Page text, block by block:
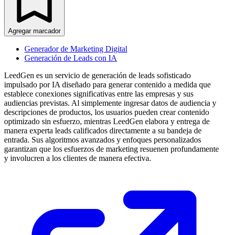
Agregar marcador
Generador de Marketing Digital
Generación de Leads con IA
LeedGen es un servicio de generación de leads sofisticado
impulsado por IA diseñado para generar contenido a medida que
establece conexiones significativas entre las empresas y sus
audiencias previstas. Al simplemente ingresar datos de audiencia y
descripciones de productos, los usuarios pueden crear contenido
optimizado sin esfuerzo, mientras LeedGen elabora y entrega de
manera experta leads calificados directamente a su bandeja de
entrada. Sus algoritmos avanzados y enfoques personalizados
garantizan que los esfuerzos de marketing resuenen profundamente
y involucren a los clientes de manera efectiva.